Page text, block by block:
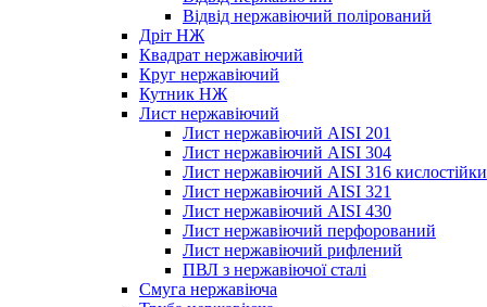
Відвід нержавіючий полірований
Дріт НЖ
Квадрат нержавіючий
Круг нержавіючий
Кутник НЖ
Лист нержавіючий
Лист нержавіючий AISI 201
Лист нержавіючий AISI 304
Лист нержавіючий AISI 316
Лист нержавіючий AISI 321
Лист нержавіючий AISI 430
Лист нержавіючий перфорований
Лист нержавіючий рифлений
ПВЛ з нержавіючої сталі
Смуга нержавіюча